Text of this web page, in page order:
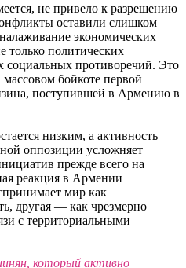
не привело к разрешению
оставили слишком
экономических
только политических
социальных противоречий. Это
бойкоте первой
поступившей в Армению в
низким, а активность
оппозиции усложняет
прежде всего на
реакция в Армении
мир как
другая — как чрезмерно
с территориальными
который активно